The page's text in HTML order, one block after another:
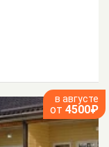
в августе
от 4500₽